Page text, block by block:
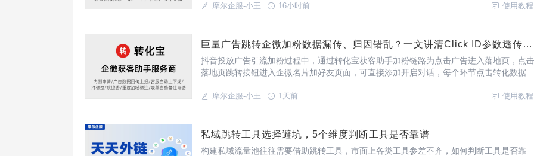
路提升转化率转化链路过长或复杂容易导致用户流失，通过工具活
摩尔企服-小王 16小时前 使用教程
巨量广告跳转企微加粉数据漏传、归因错乱？一文讲清Click ID参数透传要点
抖音投放广告引流加粉过程中，通过转化宝获客助手加粉链路为点击广告进入落地页，点击
落地页跳转按钮进入企微名片加好友页面，可直接添加开启对话，每个环节点击转化数据都
ID是每一次点击广告平台生成的唯一身份识
摩尔企服-小王 1天前 使用教程
私域跳转工具选择避坑，5个维度判断工具是否靠谱
构建私域流量池往往需要借助跳转工具，市面上各类工具参差不齐，如何判断工具是否靠